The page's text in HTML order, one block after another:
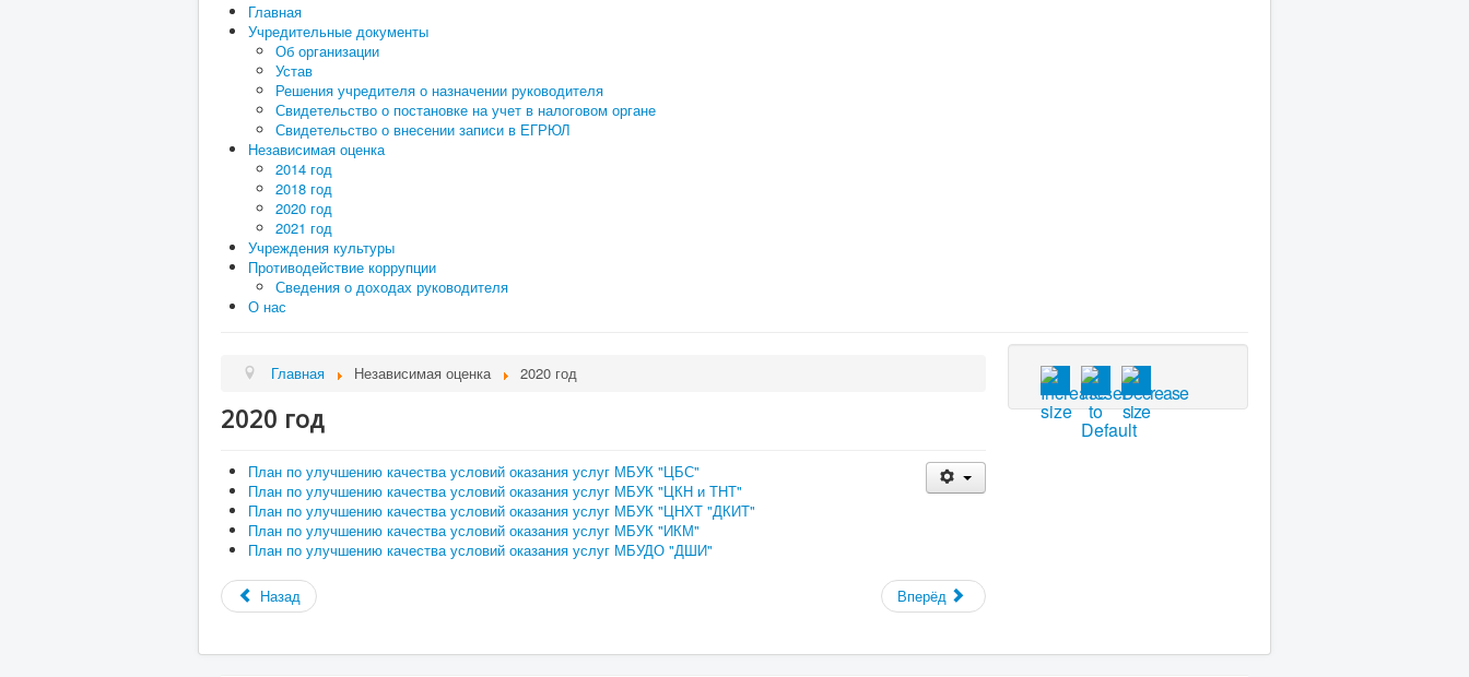
Главная
Учредительные документы
Об организации
Устав
Решения учредителя о назначении руководителя
Свидетельство о постановке на учет в налоговом органе
Свидетельство о внесении записи в ЕГРЮЛ
Независимая оценка
2014 год
2018 год
2020 год
2021 год
Учреждения культуры
Противодействие коррупции
Сведения о доходах руководителя
О нас
Главная Независимая оценка 2020 год
2020 год
План по улучшению качества условий оказания услуг МБУК "ЦБС"
План по улучшению качества условий оказания услуг МБУК "ЦКН и ТНТ"
План по улучшению качества условий оказания услуг МБУК "ЦНХТ "ДКИТ"
План по улучшению качества условий оказания услуг МБУК "ИКМ"
План по улучшению качества условий оказания услуг МБУДО "ДШИ"
Назад Вперёд